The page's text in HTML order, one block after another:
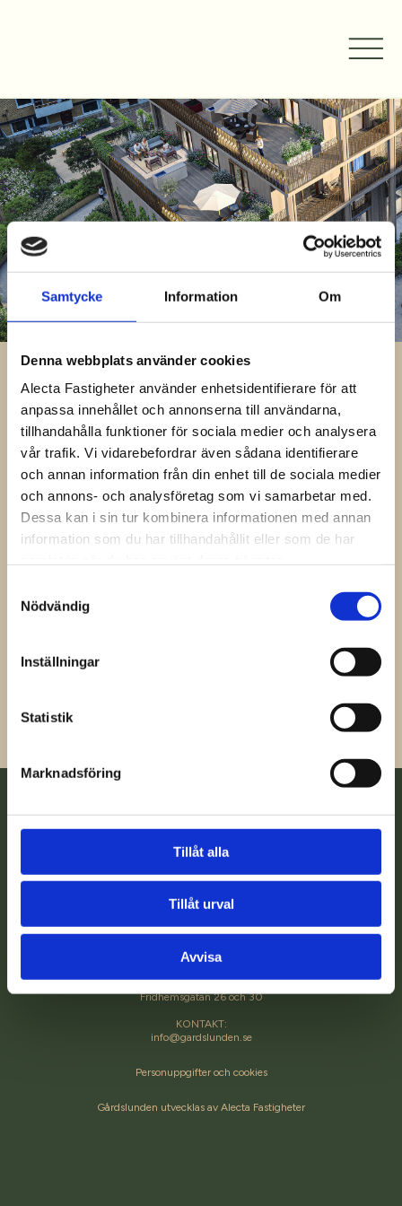
Samtycke Information Om
Denna webbplats använder cookies
Alecta Fastigheter använder enhetsidentifierare för att
anpassa innehållet och annonserna till användarna,
tillhandahålla funktioner för sociala medier och analysera
vår trafik. Vi vidarebefordrar även sådana identifierare
och annan information från din enhet till de sociala medier
och annons- och analysföretag som vi samarbetar med.
Dessa kan i sin tur kombinera informationen med annan
information som du har tillhandahållit eller som de har
Nödvändig
Inställningar
Statistik
Marknadsföring
Tillåt alla
Tillåt urval
Avvisa
Våra tidigare nyhetsbrev
Ta del av våra tidigare utskick.
2025-04-01
Kom och titta!
Förbered dig.
BRF GÅRDSLUNDEN
Fridhemsgatan 26 och 30
KONTAKT:
info@gardslunden.se
Personuppgifter och cookies
Gårdslunden utvecklas av Alecta Fastigheter